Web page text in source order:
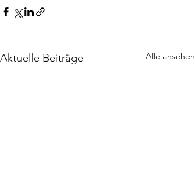
Aktuelle Beiträge Alle ansehen